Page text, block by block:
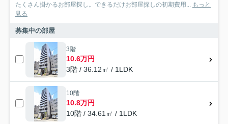
たくさん掛かるお部屋探し。できるだけお部屋探しの初期費用...
もっと
見る
募集中の部屋
3階
10.6万円
3階 / 36.12㎡ / 1LDK
10階
10.8万円
10階 / 34.61㎡ / 1LDK